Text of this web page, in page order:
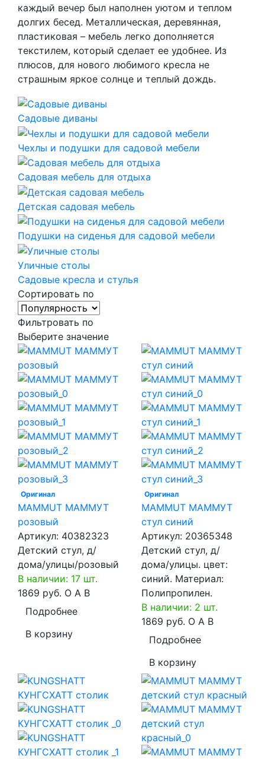
каждый вечер был наполнен уютом и теплом
долгих бесед. Металлическая, деревянная,
пластиковая – мебель легко дополняется
текстилем, который сделает ее удобнее. Из
плюсов, для нового любимого кресла не
страшным яркое солнце и теплый дождь.
Садовые диваны
Чехлы и подушки для садовой мебели
Садовая мебель для отдыха
Детская садовая мебель
Подушки на сиденья для садовой мебели
Уличные столы
Садовые кресла и стулья
Сортировать по
Фильтровать по
Выберите значение
Оригинал
MAMMUT МАММУТ
розовый
Артикул: 40382323
Детский стул, д/
дома/улицы/розовый
В наличии: 17 шт.
1869 руб. O A B
Подробнее
В корзину
Оригинал
MAMMUT МАММУТ
стул синий
Артикул: 20365348
Детский стул, д/
дома/улицы. цвет:
синий. Материал:
Полипропилен.
В наличии: 2 шт.
1869 руб. O A B
Подробнее
В корзину